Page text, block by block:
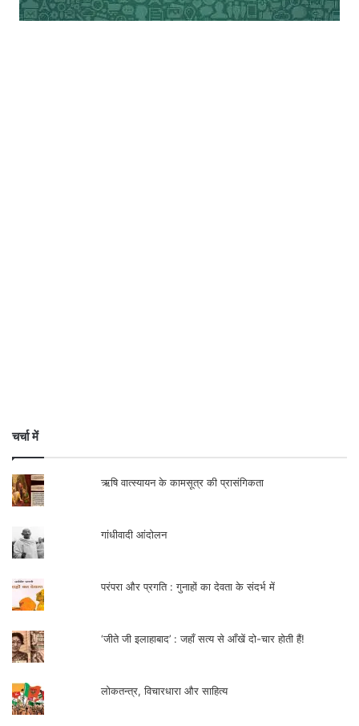
चर्चा में
ऋषि वात्स्यायन के कामसूत्र की प्रासंगिकता
गांधीवादी आंदोलन
परंपरा और प्रगति : गुनाहों का देवता के संदर्भ में
‘जीते जी इलाहाबाद’ : जहाँ सत्य से आँखें दो-चार होती हैं!
लोकतन्त्र, विचारधारा और साहित्य